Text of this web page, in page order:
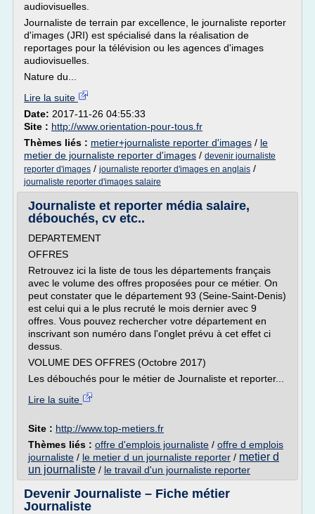
audiovisuelles.
Journaliste de terrain par excellence, le journaliste reporter
d'images (JRI) est spécialisé dans la réalisation de
reportages pour la télévision ou les agences d'images
audiovisuelles.
Nature du...
Lire la suite
Date: 2017-11-26 04:55:33
Site : http://www.orientation-pour-tous.fr
Thèmes liés : metier+journaliste reporter d'images / le
metier de journaliste reporter d'images / devenir journaliste
reporter d'images / journaliste reporter d'images en anglais /
journaliste reporter d'images salaire
Journaliste et reporter média salaire,
débouchés, cv etc..
DEPARTEMENT
OFFRES
Retrouvez ici la liste de tous les départements français
avec le volume des offres proposées pour ce métier. On
peut constater que le département 93 (Seine-Saint-Denis)
est celui qui a le plus recruté le mois dernier avec 9
offres. Vous pouvez rechercher votre département en
inscrivant son numéro dans l'onglet prévu à cet effet ci
dessus.
VOLUME DES OFFRES (Octobre 2017)
Les débouchés pour le métier de Journaliste et reporter...
Lire la suite
Site : http://www.top-metiers.fr
Thèmes liés : offre d'emplois journaliste / offre d emplois
journaliste / le metier d un journaliste reporter / metier d
un journaliste / le travail d'un journaliste reporter
Devenir Journaliste – Fiche métier
Journaliste